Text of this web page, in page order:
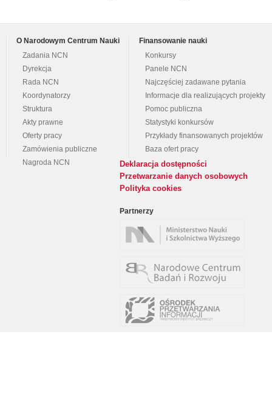
O Narodowym Centrum Nauki
Zadania NCN
Dyrekcja
Rada NCN
Koordynatorzy
Struktura
Akty prawne
Oferty pracy
Zamówienia publiczne
Nagroda NCN
Finansowanie nauki
Konkursy
Panele NCN
Najczęściej zadawane pytania
Informacje dla realizujących projekty
Pomoc publiczna
Statystyki konkursów
Przykłady finansowanych projektów
Baza ofert pracy
Deklaracja dostępności
Przetwarzanie danych osobowych
Polityka cookies
Partnerzy